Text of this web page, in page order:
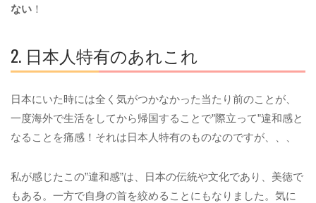
ない ！
2. 日本人特有のあれこれ
日本にいた時には全く気がつかなかった当たり前のことが、
一度海外で生活をしてから帰国することで”際立って”違和感と
なることを痛感！それは日本人特有のものなのですが、、、
私が感じたこの”違和感”は、日本の伝統や文化であり、美徳で
もある。一方で自身の首を絞めることにもなりました。気に